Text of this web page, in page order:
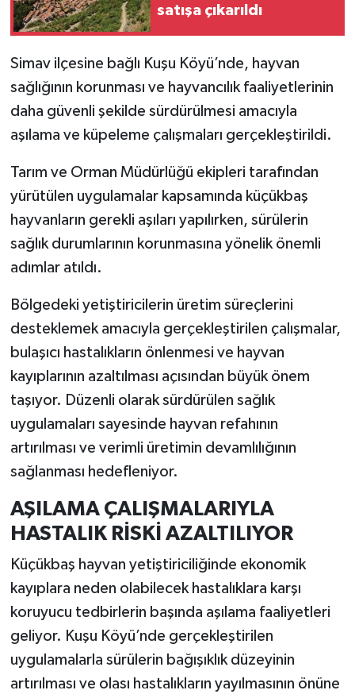
satışa çıkarıldı
Simav ilçesine bağlı Kuşu Köyü’nde, hayvan
sağlığının korunması ve hayvancılık faaliyetlerinin
daha güvenli şekilde sürdürülmesi amacıyla
aşılama ve küpeleme çalışmaları gerçekleştirildi.
Tarım ve Orman Müdürlüğü ekipleri tarafından
yürütülen uygulamalar kapsamında küçükbaş
hayvanların gerekli aşıları yapılırken, sürülerin
sağlık durumlarının korunmasına yönelik önemli
adımlar atıldı.
Bölgedeki yetiştiricilerin üretim süreçlerini
desteklemek amacıyla gerçekleştirilen çalışmalar,
bulaşıcı hastalıkların önlenmesi ve hayvan
kayıplarının azaltılması açısından büyük önem
taşıyor. Düzenli olarak sürdürülen sağlık
uygulamaları sayesinde hayvan refahının
artırılması ve verimli üretimin devamlılığının
sağlanması hedefleniyor.
AŞILAMA ÇALIŞMALARIYLA
HASTALIK RİSKİ AZALTILIYOR
Küçükbaş hayvan yetiştiriciliğinde ekonomik
kayıplara neden olabilecek hastalıklara karşı
koruyucu tedbirlerin başında aşılama faaliyetleri
geliyor. Kuşu Köyü’nde gerçekleştirilen
uygulamalarla sürülerin bağışıklık düzeyinin
artırılması ve olası hastalıkların yayılmasının önüne
Köşe Yazıları
Kültür Sanat
Kütahya
Magazin
Otomobil
Pazarlar
Politika
Resmi İlan
Sağlık
Şaphane
Siyaset
Tavşanlı
Türkiye